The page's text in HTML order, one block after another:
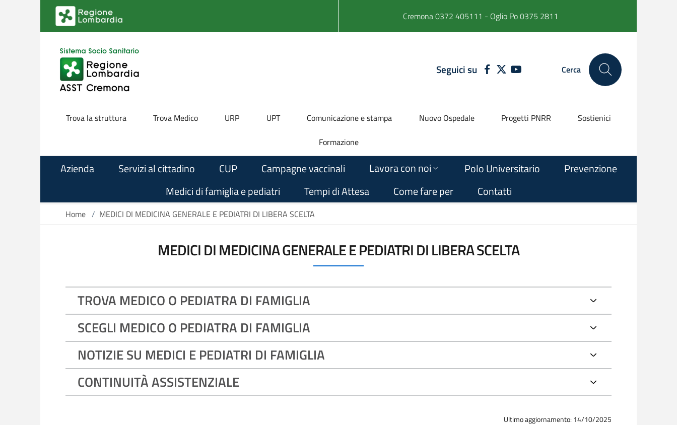
Skip to main content
Cremona 0372 405111 - Oglio Po 0375 2811
Seguici suFACEBOOK
TWITTERYOUTUBE Cerca
Trova la struttura Trova Medico URP UPT Comunicazione e stampa Nuovo Ospedale Progetti PNRR
Sostienici
Formazione
Azienda Servizi al cittadino CUP Campagne vaccinali Lavora con noi Polo Universitario
Prevenzione
Medici di famiglia e pediatri
Tempi di Attesa Come fare per Contatti
Home / MEDICI DI MEDICINA GENERALE E PEDIATRI DI LIBERA SCELTA
MEDICI DI MEDICINA GENERALE E PEDIATRI DI LIBERA SCELTA
TROVA MEDICO O PEDIATRA DI FAMIGLIA
SCEGLI MEDICO O PEDIATRA DI FAMIGLIA
NOTIZIE SU MEDICI E PEDIATRI DI FAMIGLIA
CONTINUITÀ ASSISTENZIALE
Ultimo aggiornamento: 14/10/2025